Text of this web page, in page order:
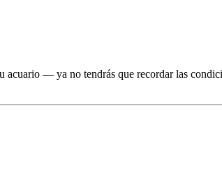
— ya no tendrás que recordar las